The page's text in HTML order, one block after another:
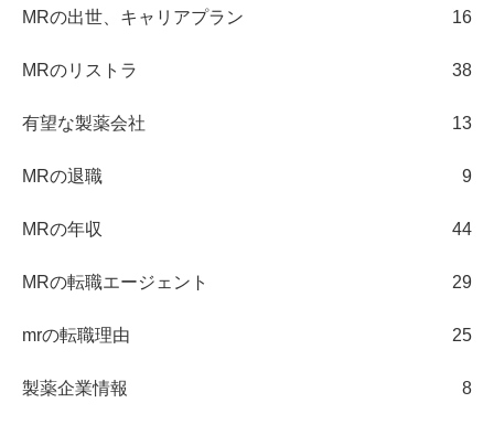
MRの出世、キャリアプラン 16
MRのリストラ 38
有望な製薬会社 13
MRの退職 9
MRの年収 44
MRの転職エージェント 29
mrの転職理由 25
製薬企業情報 8